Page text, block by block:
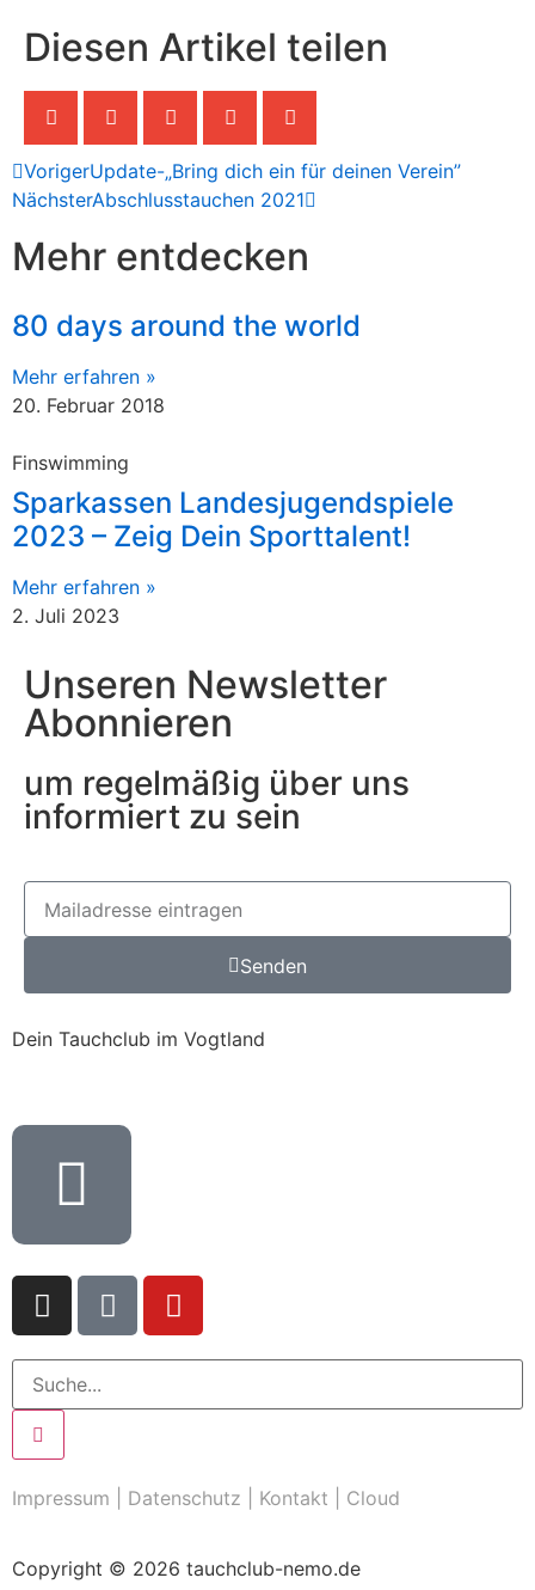
Diesen Artikel teilen
VorigerUpdate-„Bring dich ein für deinen Verein”
NächsterAbschlusstauchen 2021
Mehr entdecken
80 days around the world
Mehr erfahren »
20. Februar 2018
Finswimming
Sparkassen Landesjugendspiele
2023 – Zeig Dein Sporttalent!
Mehr erfahren »
2. Juli 2023
Unseren Newsletter
Abonnieren
um regelmäßig über uns
informiert zu sein
Senden
Dein Tauchclub im Vogtland
Impressum Datenschutz Kontakt Cloud
Copyright © 2026 tauchclub-nemo.de